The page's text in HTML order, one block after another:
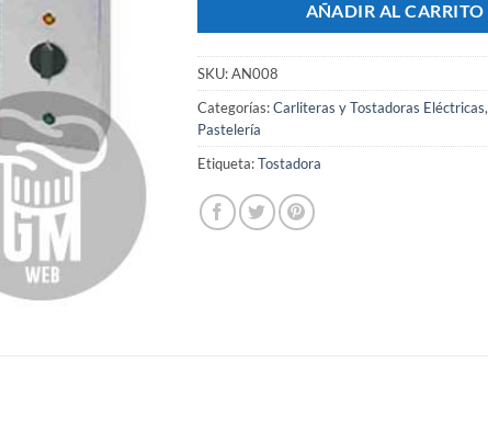
AÑADIR AL CARRITO
SKU:AN008
Categorías:Carliteras y Tostadoras Eléctricas,
Pastelería
Etiqueta:Tostadora